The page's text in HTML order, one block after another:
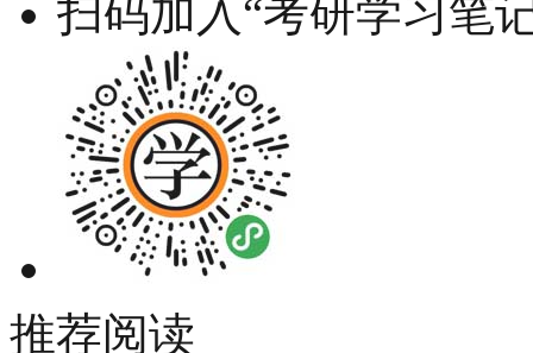
扫码加入“考研学习笔
推荐阅读